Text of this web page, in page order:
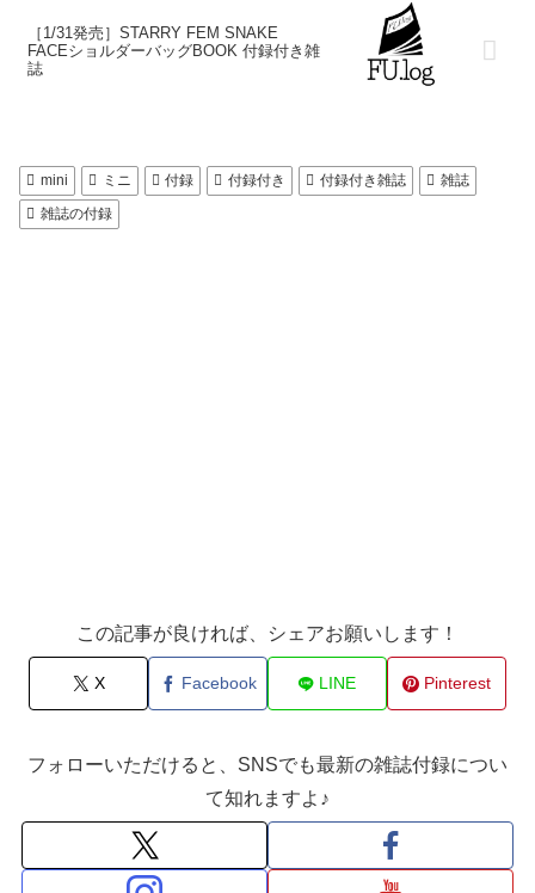
［1/31発売］STARRY FEM SNAKE
FACEショルダーバッグBOOK 付録付き雑
誌
mini ミニ 付録 付録付き 付録付き雑誌
雑誌
雑誌の付録
この記事が良ければ、シェアお願いします！
X Facebook LINE Pinterest
フォローいただけると、SNSでも最新の雑誌付録につい
て知れますよ♪